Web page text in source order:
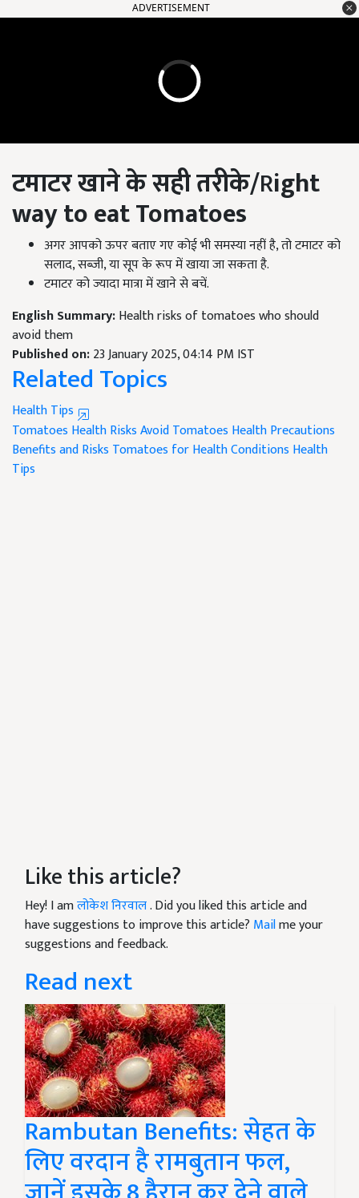
ADVERTISEMENT
टमाटर खाने के सही तरीके/Right
way to eat Tomatoes
अगर आपको ऊपर बताए गए कोई भी समस्या नहीं है, तो टमाटर को
सलाद, सब्जी, या सूप के रूप में खाया जा सकता है.
टमाटर को ज्यादा मात्रा में खाने से बचें.
English Summary:Health risks of tomatoes who should
avoid them
Published on:23 January 2025, 04:14 PM IST
Related Topics
Health Tips
Tomatoes Health RisksAvoid Tomatoes Health Precautions
Benefits and Risks Tomatoes for Health Conditions Health
Tips
Like this article?
Hey! I amलोकेश निरवाल. Did you liked this article and
have suggestions to improve this article? Mailme your
suggestions and feedback.
Read next
Rambutan Benefits: सेहत के
लिए वरदान है रामबुतान फल,